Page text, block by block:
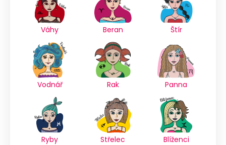
Váhy Beran Štír
Vodnář Rak Panna
Ryby Střelec Blíženci